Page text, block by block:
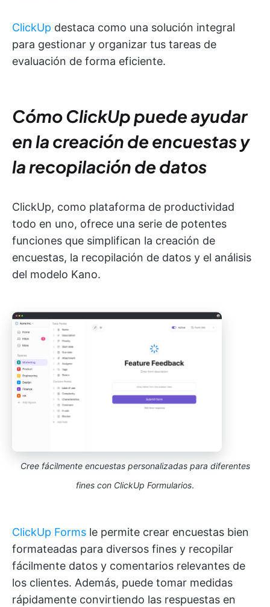
ClickUp destaca como una solución integral
para gestionar y organizar tus tareas de
evaluación de forma eficiente.
Cómo ClickUp puede ayudar
en la creación de encuestas y
la recopilación de datos
ClickUp, como plataforma de productividad
todo en uno, ofrece una serie de potentes
funciones que simplifican la creación de
encuestas, la recopilación de datos y el análisis
del modelo Kano.
Cree fácilmente encuestas personalizadas para diferentes
fines con ClickUp Formularios.
ClickUp Forms le permite crear encuestas bien
formateadas para diversos fines y recopilar
fácilmente datos y comentarios relevantes de
los clientes. Además, puede tomar medidas
rápidamente convirtiendo las respuestas en